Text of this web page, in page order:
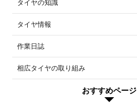
タイヤの知識
タイヤ情報
作業日誌
相広タイヤの取り組み
おすすめページ